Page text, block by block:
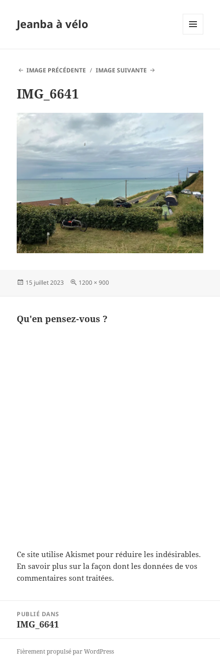
Jeanba à vélo
IMAGE PRÉCÉDENTE
IMAGE SUIVANTE
IMG_6641
Publié
15 juillet 2023
Taille
1200 × 900
Qu'en pensez-vous ?
Ce site utilise Akismet pour réduire les indésirables.
En savoir plus sur la façon dont les données de vos
commentaires sont traitées.
l’article
PUBLIÉ DANS
IMG_6641
Fièrement propulsé par WordPress